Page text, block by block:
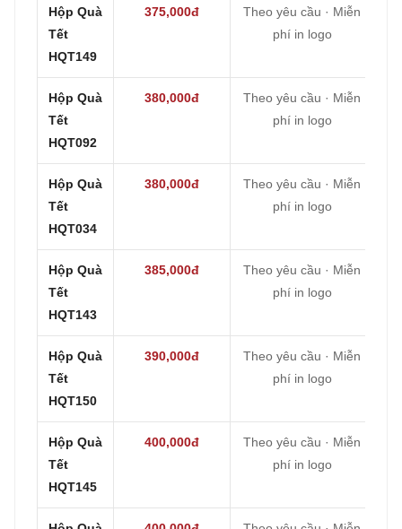
Hộp Quà
Tết
HQT149
375,000đ
Theo yêu cầu · Miễn
phí in logo
Hộp Quà
Tết
HQT092
380,000đ
Theo yêu cầu · Miễn
phí in logo
Hộp Quà
Tết
HQT034
380,000đ
Theo yêu cầu · Miễn
phí in logo
Hộp Quà
Tết
HQT143
385,000đ
Theo yêu cầu · Miễn
phí in logo
Hộp Quà
Tết
HQT150
390,000đ
Theo yêu cầu · Miễn
phí in logo
Hộp Quà
Tết
HQT145
400,000đ
Theo yêu cầu · Miễn
phí in logo